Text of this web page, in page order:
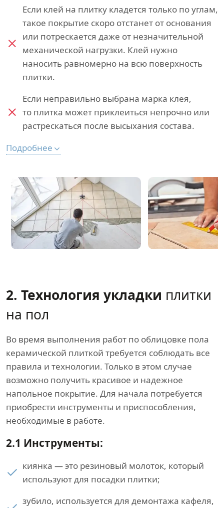
Если клей на плитку кладется только по углам,
такое покрытие скоро отстанет от основания
или потрескается даже от незначительной
механической нагрузки. Клей нужно
наносить равномерно на всю поверхность
плитки.
Если неправильно выбрана марка клея,
то плитка может приклеиться непрочно или
растрескаться после высыхания состава.
Подробнее
2. Технология укладки плитки
на пол
Во время выполнения работ по облицовке пола
керамической плиткой требуется соблюдать все
правила и технологии. Только в этом случае
возможно получить красивое и надежное
напольное покрытие. Для начала потребуется
приобрести инструменты и приспособления,
необходимые в работе.
2.1 Инструменты:
киянка — это резиновый молоток, который
используют для посадки плитки;
зубило, используется для демонтажа кафеля,